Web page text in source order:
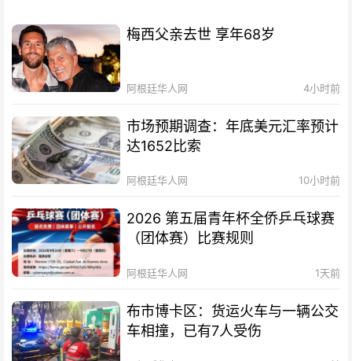
梅西父亲去世 享年68岁
阿根廷华人网 4小时前
市场预期调查：年底美元汇率预计
达1652比索
阿根廷华人网 10小时前
2026 第五届青年杯全侨乒乓球赛
（团体赛）比赛规则
阿根廷华人网 1天前
布市博卡区：货运火车与一辆公交
车相撞，已有7人受伤